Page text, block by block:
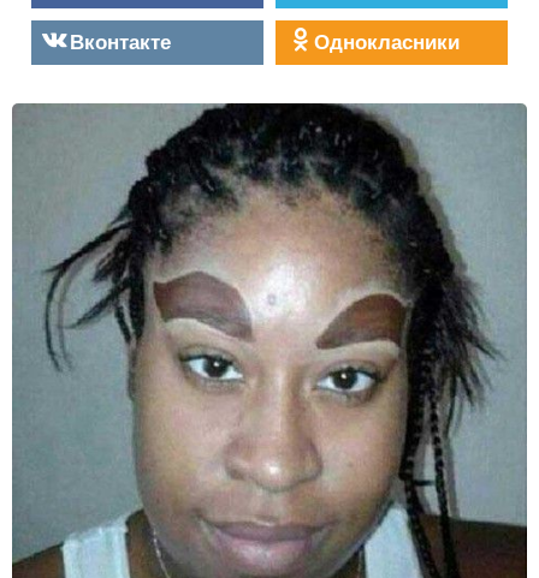
Вконтакте
Однокласники